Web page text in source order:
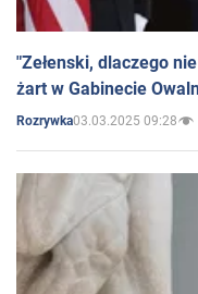
"Zełenski, dlaczego
żart w Gabinecie
Rozrywka03.03.2025 09:28